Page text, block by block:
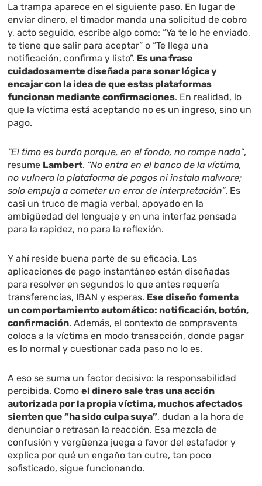
La trampa aparece en el siguiente paso. En lugar de
enviar dinero, el timador manda una solicitud de cobro
y, acto seguido, escribe algo como: “Ya te lo he enviado,
te tiene que salir para aceptar” o “Te llega una
notificación, confirma y listo”. Es una frase
cuidadosamente diseñada para sonar lógica y
encajar con la idea de que estas plataformas
funcionan mediante confirmaciones. En realidad, lo
que la víctima está aceptando no es un ingreso, sino un
pago.
“El timo es burdo porque, en el fondo, no rompe nada”,
resume Lambert. “No entra en el banco de la víctima,
no vulnera la plataforma de pagos ni instala malware;
solo empuja a cometer un error de interpretación”. Es
casi un truco de magia verbal, apoyado en la
ambigüedad del lenguaje y en una interfaz pensada
para la rapidez, no para la reflexión.
Y ahí reside buena parte de su eficacia. Las
aplicaciones de pago instantáneo están diseñadas
para resolver en segundos lo que antes requería
transferencias, IBAN y esperas. Ese diseño fomenta
un comportamiento automático: notificación, botón,
confirmación. Además, el contexto de compraventa
coloca a la víctima en modo transacción, donde pagar
es lo normal y cuestionar cada paso no lo es.
A eso se suma un factor decisivo: la responsabilidad
percibida. Comoel dinero sale tras una acción
autorizada por la propia víctima, muchos afectados
sienten que “ha sido culpa suya”, dudan a la hora de
denunciar o retrasan la reacción. Esa mezcla de
confusión y vergüenza juega a favor del estafador y
explica por qué un engaño tan cutre, tan poco
sofisticado, sigue funcionando.